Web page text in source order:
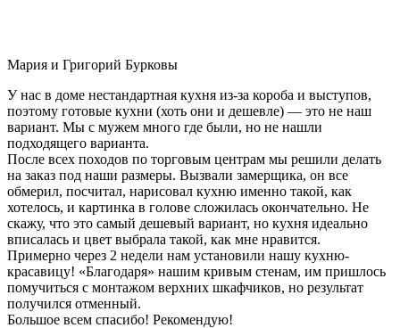
Мария и Григорий Бурковы
У нас в доме нестандартная кухня из-за короба и выступов,
поэтому готовые кухни (хоть они и дешевле) — это не наш
вариант. Мы с мужем много где были, но не нашли
подходящего варианта.
После всех походов по торговым центрам мы решили делать
на заказ под наши размеры. Вызвали замерщика, он все
обмерил, посчитал, нарисовал кухню именно такой, как
хотелось, и картинка в голове сложилась окончательно. Не
скажу, что это самый дешевый вариант, но кухня идеально
вписалась и цвет выбрала такой, как мне нравится.
Примерно через 2 недели нам установили нашу кухню-
красавицу! «Благодаря» нашим кривым стенам, им пришлось
помучиться с монтажом верхних шкафчиков, но результат
получился отменный.
Большое всем спасибо! Рекомендую!